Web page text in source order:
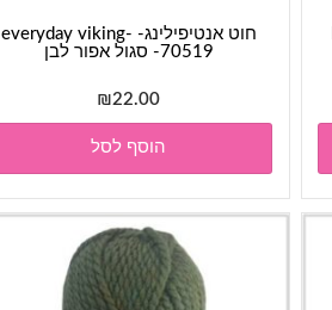
חוט אנטיפילינג- everyday viking-
70519- סגול אפור לבן
₪22.00
הוסף לסל